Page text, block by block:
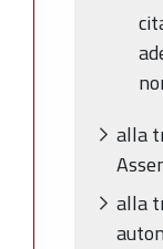
alla
alla